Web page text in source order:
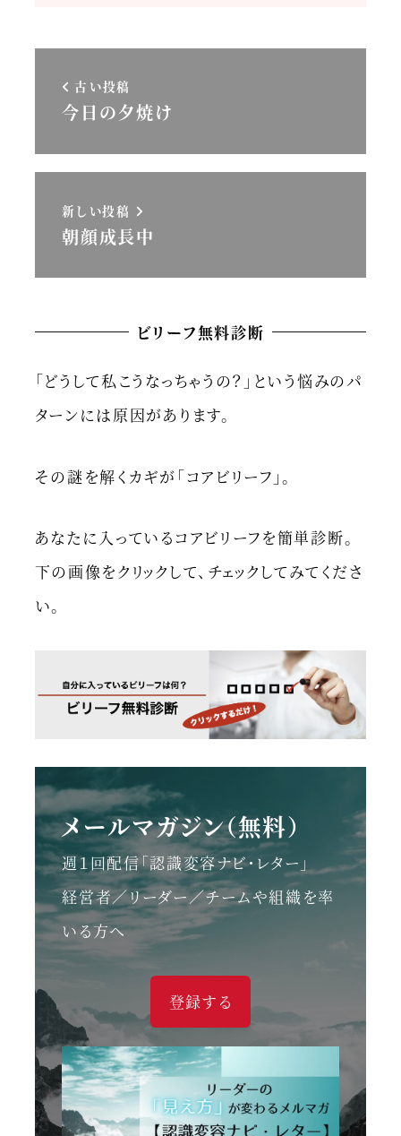
古い投稿
今日の夕焼け
新しい投稿
朝顔成長中
ビリーフ無料診断
「どうして私こうなっちゃうの？」という悩みのパ
ターンには原因があります。
その謎を解くカギが「コアビリーフ」。
あなたに入っているコアビリーフを簡単診断。
下の画像をクリックして、チェックしてみてくださ
い。
メールマガジン（無料）
週１回配信「認識変容ナビ・レター」
経営者／リーダー／チームや組織を率
いる方へ
登録する